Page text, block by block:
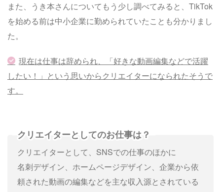
また、うき本さんについてもう少し調べてみると、TikTok
を始める前は中小企業に勤められていたことも分かりまし
た。
現在は仕事は辞められ、「好きな動画編集などで活躍
したい！」という思いからクリエイターになられたそうで
す。
クリエイターとしてのお仕事は？
クリエイターとして、SNSでの仕事のほかに
名刺デザイン、ホームページデザイン、企業から依
頼された動画の編集などを主な収入源とされている